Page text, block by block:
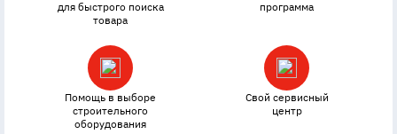
для быстрого поиска
товара
программа
Помощь в выборе
строительного
оборудования
Свой сервисный
центр